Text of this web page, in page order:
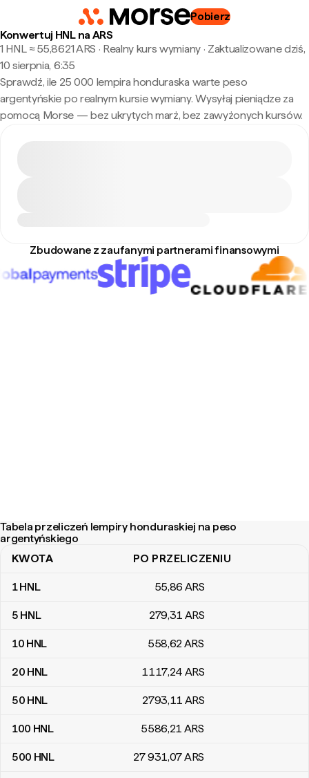
Pobierz
Konwertuj HNL na ARS
1 HNL ≈ 55,8621 ARS · Realny kurs wymiany· Zaktualizowane dziś,
10 sierpnia, 6:35
Sprawdź, ile 25 000 lempira honduraska warte peso
argentyńskie po realnym kursie wymiany. Wysyłaj pieniądze za
pomocą Morse — bez ukrytych marż, bez zawyżonych kursów.
Zbudowane z zaufanymi partnerami finansowymi
Tabela przeliczeń lempiry honduraskiej na peso
argentyńskiego
Tabela przeliczeń lempiry honduraskiej na peso argentyńskiego
KWOTA PO PRZELICZENIU
1HNL 55,86 ARS
5 HNL 279,31 ARS
10 HNL 558,62ARS
20 HNL 1117,24 ARS
50 HNL 2793,11 ARS
100 HNL 5586,21 ARS
500 HNL 27 931,07ARS